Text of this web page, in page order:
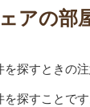
アの部
を探すときの
探すことです